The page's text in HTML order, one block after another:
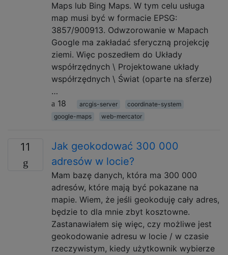
Maps lub Bing Maps. W tym celu usługa
map musi być w formacie EPSG:
3857/900913. Odwzorowanie w Mapach
Google ma zakładać sferyczną projekcję
ziemi. Więc poszedłem do Układy
współrzędnych \ Projektowane układy
współrzędnych \ Świat (oparte na sferze)
…
18
arcgis-server
coordinate-system
google-maps
web-mercator
11
Jak geokodować 300 000
adresów w locie?
Mam bazę danych, która ma 300 000
adresów, które mają być pokazane na
mapie. Wiem, że jeśli geokoduję cały adres,
będzie to dla mnie zbyt kosztowne.
Zastanawiałem się więc, czy możliwe jest
geokodowanie adresu w locie / w czasie
rzeczywistym, kiedy użytkownik wybierze